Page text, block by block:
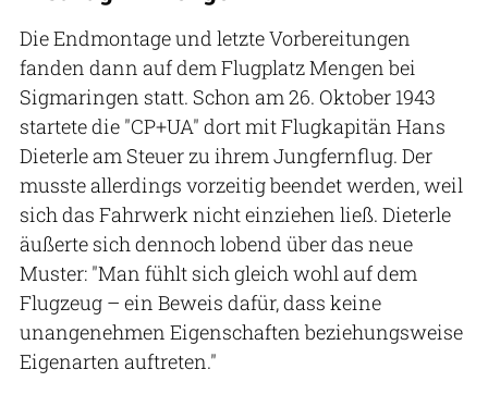
Die Endmontage und letzte Vorbereitungen
fanden dann auf dem Flugplatz Mengen bei
Sigmaringen statt. Schon am 26. Oktober 1943
startete die "CP+UA" dort mit Flugkapitän Hans
Dieterle am Steuer zu ihrem Jungfernflug. Der
musste allerdings vorzeitig beendet werden, weil
sich das Fahrwerk nicht einziehen ließ. Dieterle
äußerte sich dennoch lobend über das neue
Muster: "Man fühlt sich gleich wohl auf dem
Flugzeug – ein Beweis dafür, dass keine
unangenehmen Eigenschaften beziehungsweise
Eigenarten auftreten."